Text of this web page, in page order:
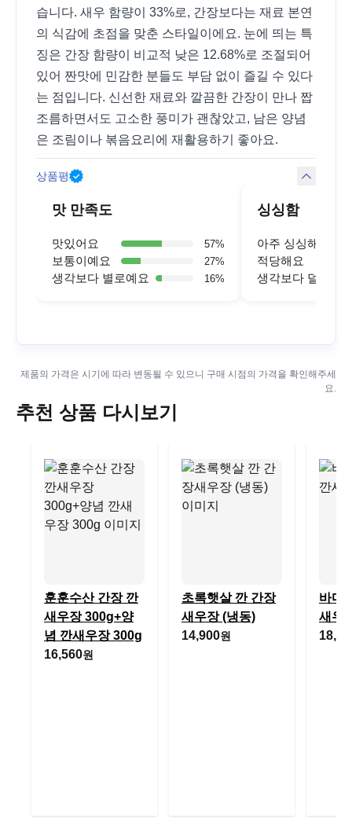
습니다. 새우 함량이 33%로, 간장보다는 재료 본연
의 식감에 초점을 맞춘 스타일이에요. 눈에 띄는 특
징은 간장 함량이 비교적 낮은 12.68%로 조절되어
있어 짠맛에 민감한 분들도 부담 없이 즐길 수 있다
는 점입니다. 신선한 재료와 깔끔한 간장이 만나 짭
조름하면서도 고소한 풍미가 괜찮았고, 남은 양념
은 조림이나 볶음요리에 재활용하기 좋아요.
상품평
맛 만족도
맛있어요 57%
보통이예요 27%
생각보다 별로예요 16%
싱싱함
아주 싱싱해요
적당해요
생각보다 덜 싱싱
제품의 가격은 시기에 따라 변동될 수 있으니 구매 시점의 가격을 확인해주세
요.
추천 상품 다시보기
훈훈수산 간장 깐
새우장 300g+양
념 깐새우장 300g
16,560원
초록햇살 깐 간장
새우장 (냉동)
14,900원
바다
새우